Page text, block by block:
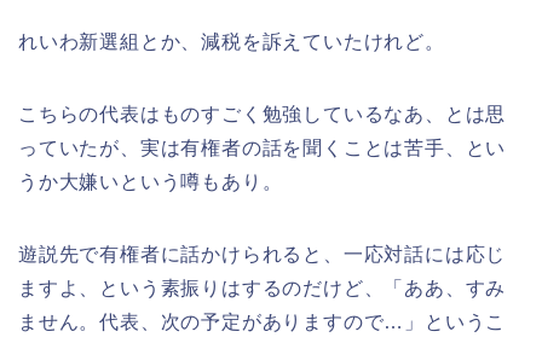
れいわ新選組とか、減税を訴えていたけれど。
こちらの代表はものすごく勉強しているなあ、とは思
っていたが、実は有権者の話を聞くことは苦手、とい
うか大嫌いという噂もあり。
遊説先で有権者に話かけられると、一応対話には応じ
ますよ、という素振りはするのだけど、「ああ、すみ
ません。代表、次の予定がありますので…」というこ